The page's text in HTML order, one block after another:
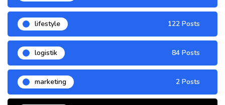
lifestyle 122 Posts
logistik 84 Posts
marketing 2 Posts